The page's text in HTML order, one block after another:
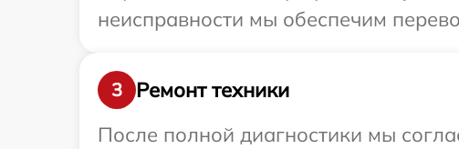
неисправности мы обеспечим
3
Ремонт техники
После полной диагностики мы